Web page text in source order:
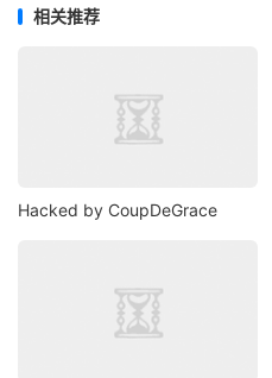
相关推荐
Hacked by CoupDeGrace